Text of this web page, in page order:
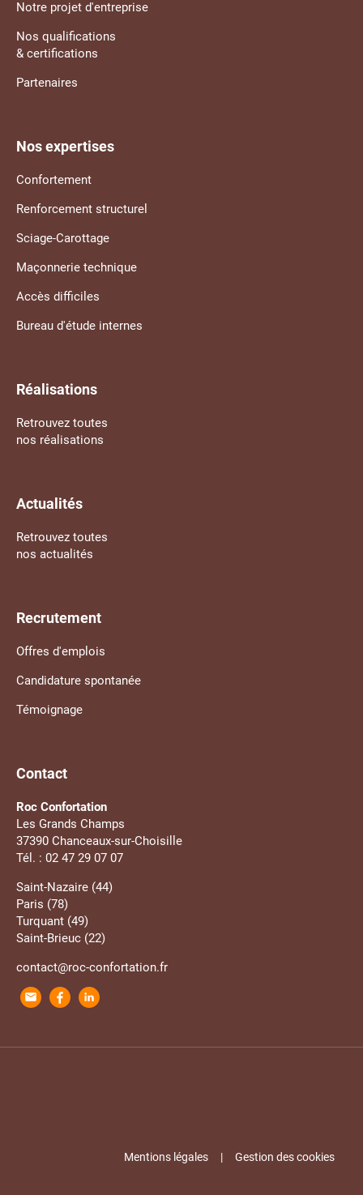
Notre projet d'entreprise
Nos qualifications
& certifications
Partenaires
Nos expertises
Confortement
Renforcement structurel
Sciage-Carottage
Maçonnerie technique
Accès difficiles
Bureau d'étude internes
Réalisations
Retrouvez toutes
nos réalisations
Actualités
Retrouvez toutes
nos actualités
Recrutement
Offres d'emplois
Candidature spontanée
Témoignage
Contact
Roc Confortation
Les Grands Champs
37390 Chanceaux-sur-Choisille
Tél. : 02 47 29 07 07
Saint-Nazaire (44)
Paris (78)
Turquant (49)
Saint-Brieuc (22)
contact@roc-confortation.fr
Mentions légales Gestion des cookies